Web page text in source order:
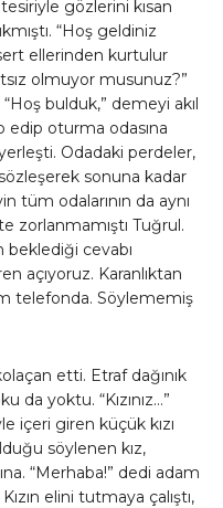
gözlerini kısan
“Hoş geldiniz
ellerinden kurtulur
olmuyor musunuz?”
bulduk,” demeyi akıl
edip oturma odasına
Odadaki perdeler,
sonuna kadar
tüm odalarının da aynı
Tuğrul.
beklediği cevabı
açıyoruz. Karanlıktan
telefonda. Söylememiş
etti. Etraf dağınık
da yoktu. “Kızınız…”
içeri giren küçük kızı
söylenen kız,
“Merhaba!” dedi adam
elini tutmaya çalıştı,